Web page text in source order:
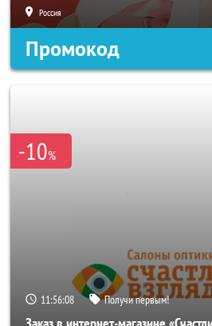
Россия
Промокод
-10%
11:56:06 Получи первым!